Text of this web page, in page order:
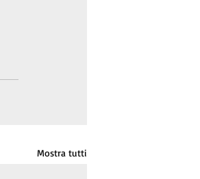
Mostra tutti